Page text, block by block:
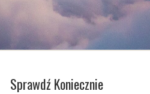
Sprawdź Koniecznie